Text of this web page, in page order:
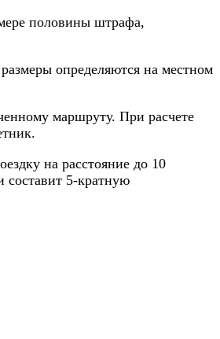
половины штрафа,
определяются на местном
маршруту. При расчете
на расстояние до 10
составит 5-кратную